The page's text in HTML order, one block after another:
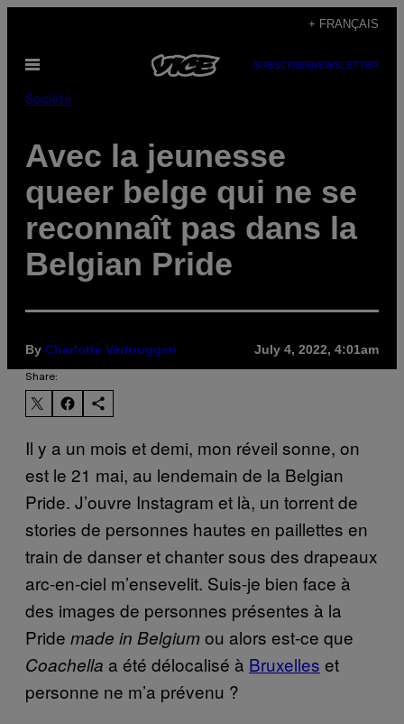
content
+ FRANÇAIS
Open
SUBSCRIBENEWSLETTER
Société
Avec la jeunesse
queer belge qui ne se
reconnaît pas dans la
Belgian Pride
By Charlotte Verbruggen July 4, 2022, 4:01am
Share:
Il y a un mois et demi, mon réveil sonne, on
est le 21 mai, au lendemain de la Belgian
Pride. J’ouvre Instagram et là, un torrent de
stories de personnes hautes en paillettes en
train de danser et chanter sous des drapeaux
arc-en-ciel m’ensevelit. Suis-je bien face à
des images de personnes présentes à la
Pride made in Belgiumou alors est-ce que
Coachella a été délocalisé à Bruxelles et
personne ne m’a prévenu ?